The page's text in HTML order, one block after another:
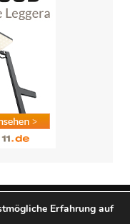
Erfahrung auf